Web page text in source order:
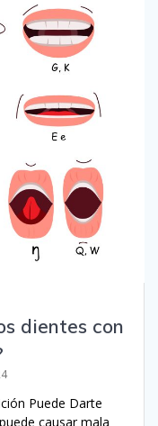
dientes con
Puede Darte
causar mala